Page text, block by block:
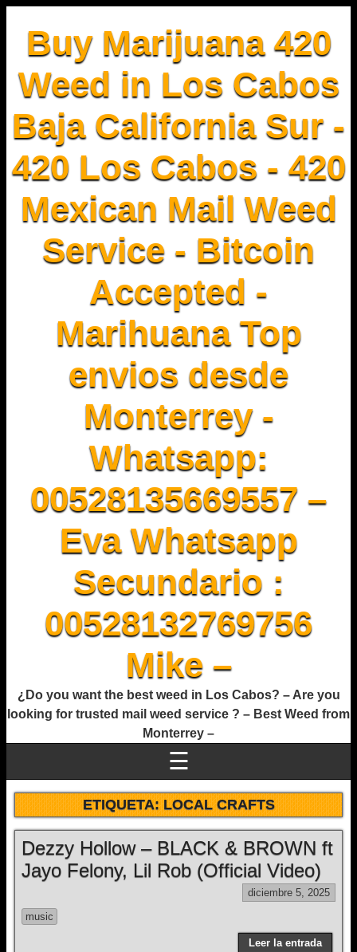
Buy Marijuana 420
Weed in Los Cabos
Baja California Sur -
420 Los Cabos - 420
Mexican Mail Weed
Service - Bitcoin
Accepted -
Marihuana Top
envios desde
Monterrey -
Whatsapp:
00528135669557 –
Eva Whatsapp
Secundario :
00528132769756
Mike –
¿Do you want the best weed in Los Cabos? – Are you
looking for trusted mail weed service ? – Best Weed from
Monterrey –
☰
ETIQUETA:LOCAL CRAFTS
Dezzy Hollow – BLACK & BROWN ft
Jayo Felony, Lil Rob (Official Video)
diciembre 5, 2025
music
Leer la entrada